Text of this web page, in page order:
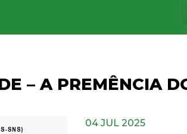
– A PREMÊNCIA
04 JUL 2025